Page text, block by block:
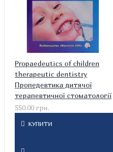
Propaedeutics of children
therapeutic dentistry
Пропедевтика дитячої
терапевтичної стоматології
550.00 грн.
КУПИТИ